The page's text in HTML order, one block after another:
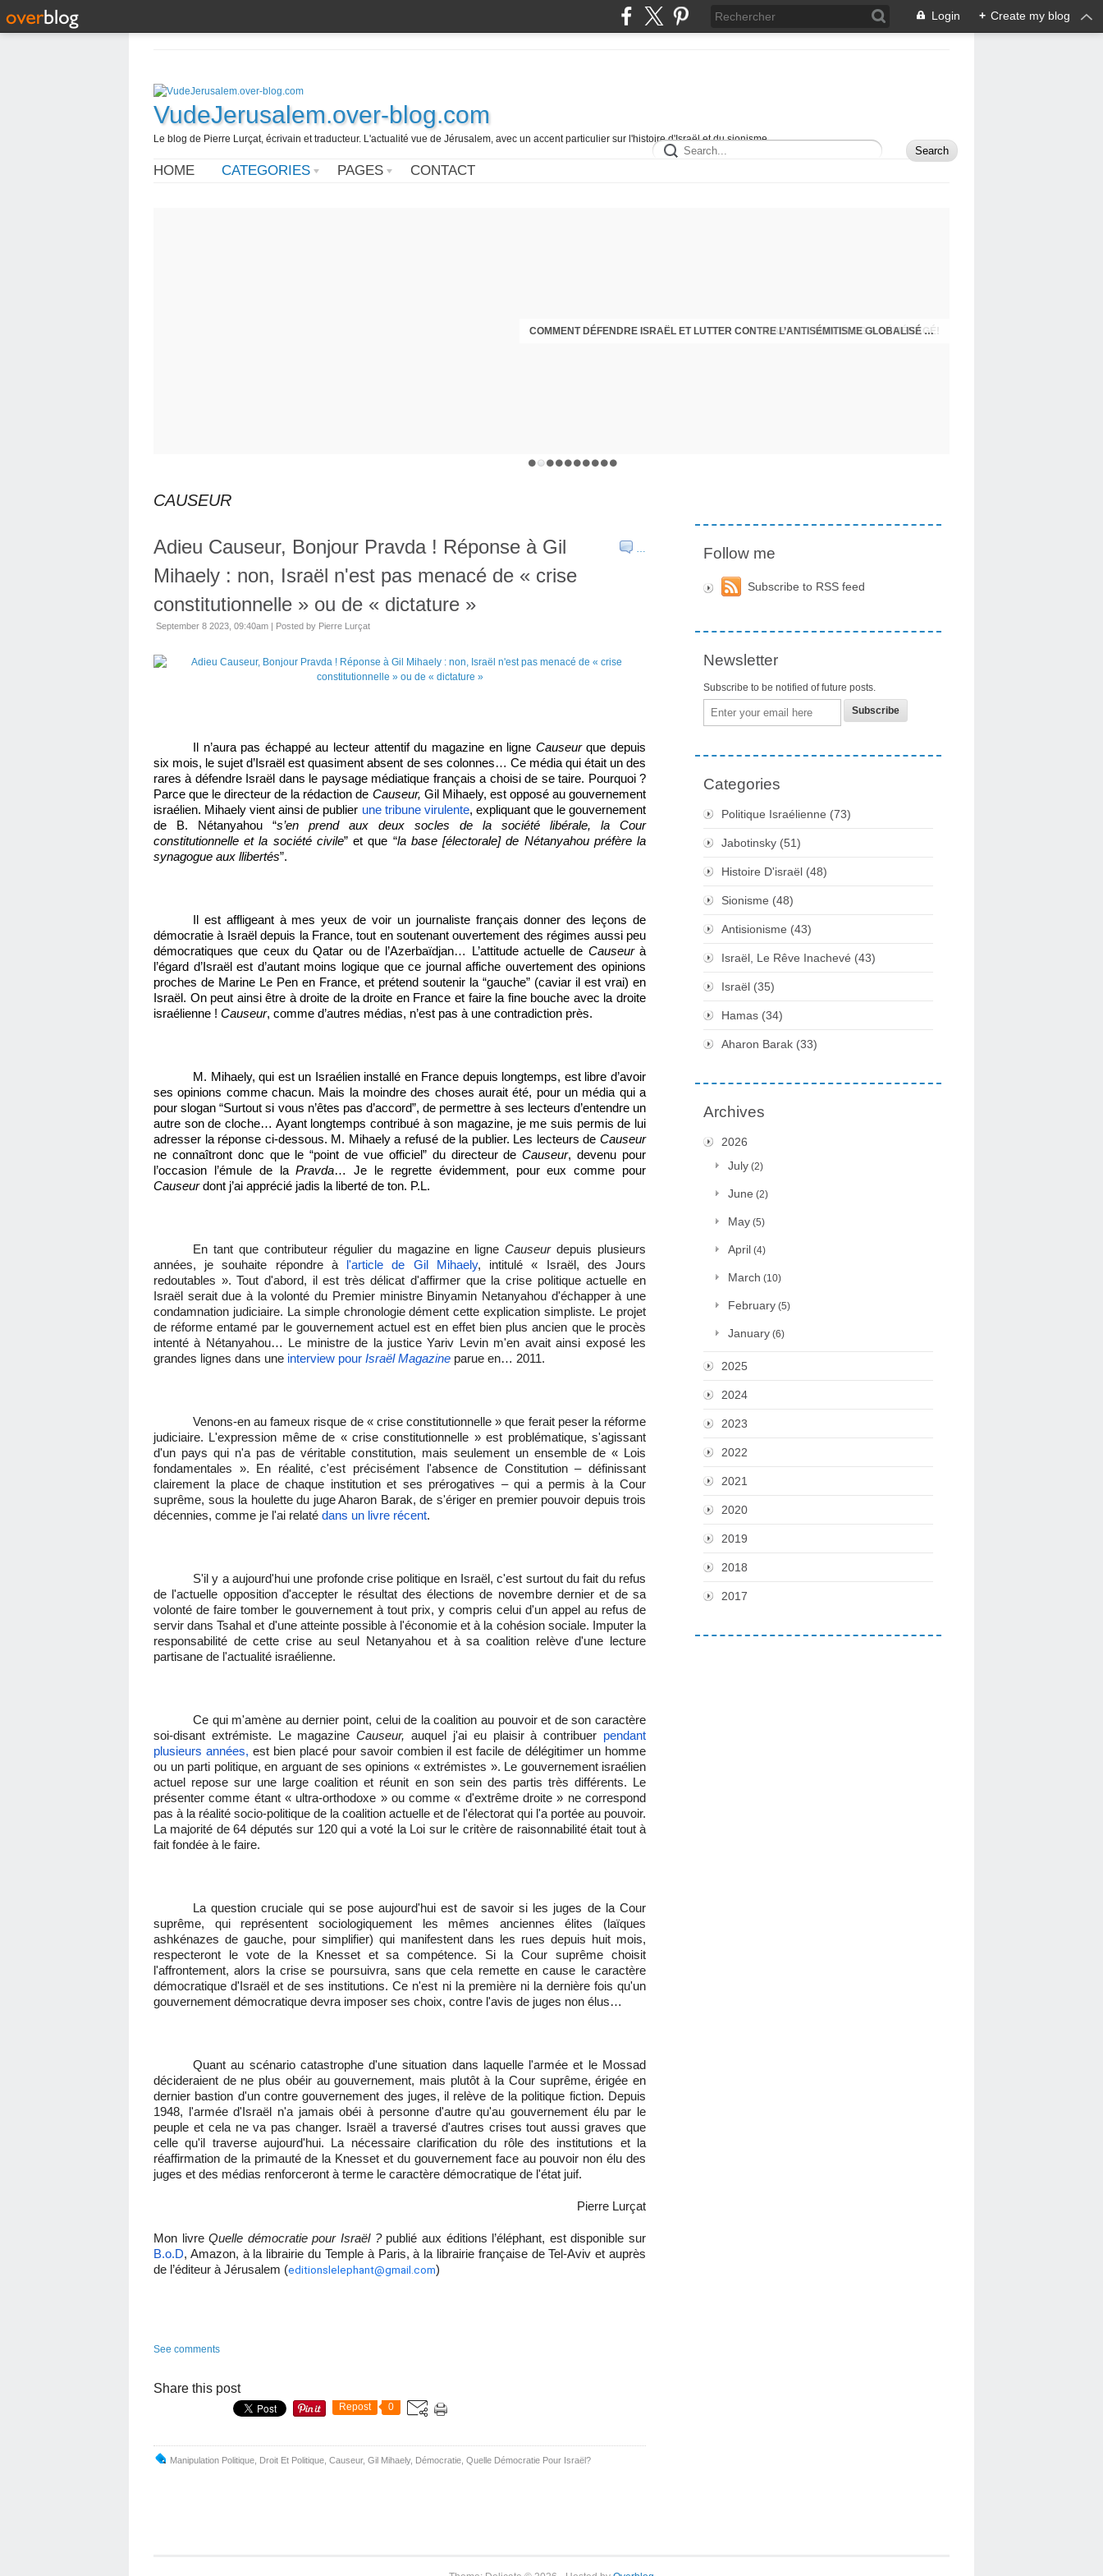
Login + Create my blog
VudeJerusalem.over-blog.com
Le blog de Pierre Lurçat, écrivain et traducteur. L'actualité vue de Jérusalem, avec un accent particulier sur l'histoire d'Israël et du sionisme.
HOME CATEGORIES PAGES CONTACT
COMMENT DÉFENDRE ISRAËL ET LUTTER CONTRE L’ANTISÉMITISME GLOBALISÉ À L’ÈRE DES RÉSEAUX SOCIAUX?
RAPPEL - MON BLOG A DÉMÉNAGÉ!
CAUSEUR
…
Adieu Causeur, Bonjour Pravda ! Réponse à Gil
Mihaely : non, Israël n'est pas menacé de « crise
constitutionnelle » ou de « dictature »
September 8 2023, 09:40am | Posted by Pierre Lurçat
Il n’aura pas échappé au lecteur attentif du magazine en ligne Causeurque depuis
six mois, le sujet d’Israël est quasiment absent de ses colonnes… Ce média qui était un des
rares à défendre Israël dans le paysage médiatique français a choisi de se taire. Pourquoi ?
Parce que le directeur de la rédaction de Causeur, Gil Mihaely, est opposé au gouvernement
israélien. Mihaely vient ainsi de publier une tribune virulente, expliquant que le gouvernement
de B. Nétanyahou “s’en prend aux deux socles de la société libérale, la Cour
constitutionnelle et la société civile” et que “la base [électorale] de Nétanyahou préfère la
synagogue aux llibertés”.
Il est affligeant à mes yeux de voir un journaliste français donner des leçons de
démocratie à Israël depuis la France, tout en soutenant ouvertement des régimes aussi peu
démocratiques que ceux du Qatar ou de l’Azerbaïdjan… L’attitude actuelle de Causeurà
l’égard d’Israël est d’autant moins logique que ce journal affiche ouvertement des opinions
proches de Marine Le Pen en France, et prétend soutenir la “gauche” (caviar il est vrai) en
Israël. On peut ainsi être à droite de la droite en France et faire la fine bouche avec la droite
israélienne ! Causeur, comme d’autres médias, n’est pas à une contradiction près.
M. Mihaely, qui est un Israélien installé en France depuis longtemps, est libre d’avoir
ses opinions comme chacun. Mais la moindre des choses aurait été, pour un média qui a
pour slogan “Surtout si vous n’êtes pas d’accord”, de permettre à ses lecteurs d’entendre un
autre son de cloche… Ayant longtemps contribué à son magazine, je me suis permis de lui
adresser la réponse ci-dessous. M. Mihaely a refusé de la publier. Les lecteurs de Causeur
ne connaîtront donc que le “point de vue officiel” du directeur deCauseur, devenu pour
l’occasion l’émule de laPravda… Je le regrette évidemment, pour eux comme pour
Causeurdont j’ai apprécié jadis la liberté de ton. P.L.
En tant que contributeur régulier du magazine en ligne Causeurdepuis plusieurs
années, je souhaite répondre à
l'article de Gil Mihaely, intitulé « Israël, des Jours
redoutables ». Tout d'abord, il est très délicat d'affirmer que la crise politique actuelle en
Israël serait due à la volonté du Premier ministre Binyamin Netanyahou d'échapper à une
condamnation judiciaire. La simple chronologie dément cette explication simpliste. Le projet
de réforme entamé par le gouvernement actuel est en effet bien plus ancien que le procès
intenté à Nétanyahou… Le ministre de la justice Yariv Levin m'en avait ainsi exposé les
grandes lignes dans une interview pour Israël Magazine parue en… 2011.
Venons-en au fameux risque de « crise constitutionnelle » que ferait peser la réforme
judiciaire. L'expression même de « crise constitutionnelle » est problématique, s'agissant
d'un pays qui n'a pas de véritable constitution, mais seulement un ensemble de « Lois
fondamentales ». En réalité, c'est précisément l'absence de Constitution – définissant
clairement la place de chaque institution et ses prérogatives – qui a permis à la Cour
suprême, sous la houlette du juge Aharon Barak, de s'ériger en premier pouvoir depuis trois
décennies, comme je l'ai relaté dans un livre récent.
S'il y a aujourd'hui une profonde crise politique en Israël, c'est surtout du fait du refus
de l'actuelle opposition d'accepter le résultat des élections de novembre dernier et de sa
volonté de faire tomber le gouvernement à tout prix, y compris celui d'un appel au refus de
servir dans Tsahal et d'une atteinte possible à l'économie et à la cohésion sociale. Imputer la
responsabilité de cette crise au seul Netanyahou et à sa coalition relève d'une lecture
partisane de l'actualité israélienne.
Ce qui m'amène au dernier point, celui de la coalition au pouvoir et de son caractère
soi-disant extrémiste. Le magazineCauseur, auquel j'ai eu plaisir à contribuer pendant
plusieurs années, est bien placé pour savoir combien il est facile de délégitimer un homme
ou un parti politique, en arguant de ses opinions « extrémistes ». Le gouvernement israélien
actuel repose sur une large coalition et réunit en son sein des partis très différents. Le
présenter comme étant « ultra-orthodoxe » ou comme « d'extrême droite » ne correspond
pas à la réalité socio-politique de la coalition actuelle et de l'électorat qui l'a portée au pouvoir.
La majorité de 64 députés sur 120 qui a voté la Loi sur le critère de raisonnabilité était tout à
fait fondée à le faire.
La question cruciale qui se pose aujourd'hui est de savoir si les juges de la Cour
suprême, qui représentent sociologiquement les mêmes anciennes élites (laïques
ashkénazes de gauche, pour simplifier) qui manifestent dans les rues depuis huit mois,
respecteront le vote de la Knesset et sa compétence. Si la Cour suprême choisit
l'affrontement, alors la crise se poursuivra, sans que cela remette en cause le caractère
démocratique d'Israël et de ses institutions. Ce n'est ni la première ni la dernière fois qu'un
gouvernement démocratique devra imposer ses choix, contre l'avis de juges non élus…
Quant au scénario catastrophe d'une situation dans laquelle l'armée et le Mossad
décideraient de ne plus obéir au gouvernement, mais plutôt à la Cour suprême, érigée en
dernier bastion d'un contre gouvernement des juges, il relève de la politique fiction. Depuis
1948, l'armée d'Israël n'a jamais obéi à personne d'autre qu'au gouvernement élu par le
peuple et cela ne va pas changer. Israël a traversé d'autres crises tout aussi graves que
celle qu'il traverse aujourd'hui. La nécessaire clarification du rôle des institutions et la
réaffirmation de la primauté de la Knesset et du gouvernement face au pouvoir non élu des
juges et des médias renforceront à terme le caractère démocratique de l'état juif.
Pierre Lurçat
Mon livreQuelle démocratie pour Israël ?publié aux éditions l’éléphant, est disponible sur
B.o.D, Amazon, à la librairie du Temple à Paris, à la librairie française de Tel-Aviv et auprès
de l’éditeur à Jérusalem (editionslelephant@gmail.com)
See comments
Share this post
Repost 0
Manipulation Politique Droit Et Politique Causeur, Gil Mihaely, Démocratie Quelle Démocratie Pour Israël?
Follow me
Subscribe to RSS feed
Newsletter
Subscribe to be notified of future posts.
Email
Categories
Politique Israélienne (73)
Jabotinsky (51)
Histoire D'israël (48)
Sionisme (48)
Antisionisme (43)
Israël, Le Rêve Inachevé (43)
Israël (35)
Hamas (34)
Aharon Barak (33)
Archives
2026
July (2)
June (2)
May (5)
April (4)
March (10)
February (5)
January (6)
2025
2024
2023
2022
2021
2020
2019
2018
2017